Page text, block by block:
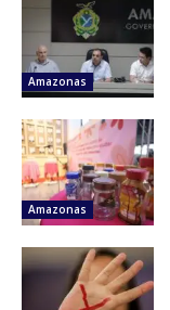
Amazonas
Amazonas